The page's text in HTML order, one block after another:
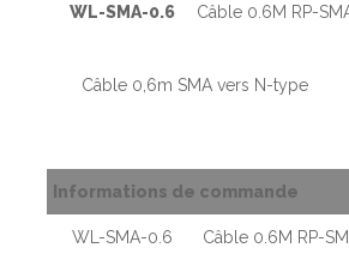
WL-SMA-0.6 Câble 0.6M RP-
Câble 0,6m SMA vers N-type
Informations de commande
WL-SMA-0.6 Câble 0.6M RP-